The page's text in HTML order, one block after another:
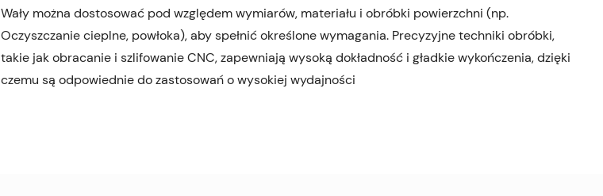
Wały można dostosować pod względem wymiarów, materiału i obróbki powierzchni (np.
Oczyszczanie cieplne, powłoka), aby spełnić określone wymagania. Precyzyjne techniki obróbki,
takie jak obracanie i szlifowanie CNC, zapewniają wysoką dokładność i gładkie wykończenia, dzięki
czemu są odpowiednie do zastosowań o wysokiej wydajności